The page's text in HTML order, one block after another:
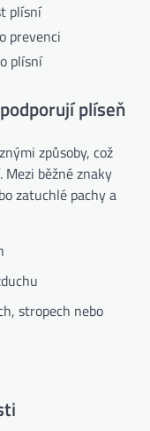
plísní
prevenci
plísní
plíseň
způsoby, což
běžné znaky
zatuchlé pachy a
stropech nebo